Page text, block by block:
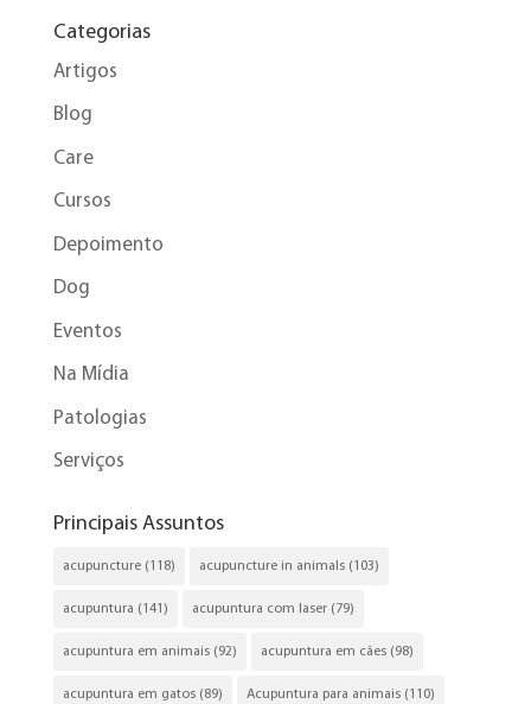
Categorias
Artigos
Blog
Care
Cursos
Depoimento
Dog
Eventos
Na Mídia
Patologias
Serviços
Principais Assuntos
acupuncture(118) acupuncture in animals(103)
acupuntura (141) acupuntura com laser(79)
acupuntura em animais(92) acupuntura em cães(98)
acupuntura em gatos(89) Acupuntura para animais(110)